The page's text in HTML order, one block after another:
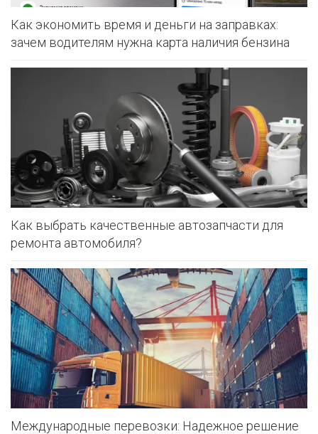
Как экономить время и деньги на заправках:
зачем водителям нужна карта наличия бензина
Как выбрать качественные автозапчасти для
ремонта автомобиля?
Международные перевозки: Надежное решение